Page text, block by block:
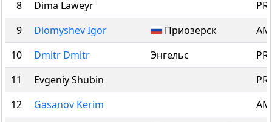
8 Dima Laweyr
9
Diomyshev Igor Приозерск
10
Dmitr Dmitr Энгельс
11
Evgeniy Shubin
12
Gasanov Kerim